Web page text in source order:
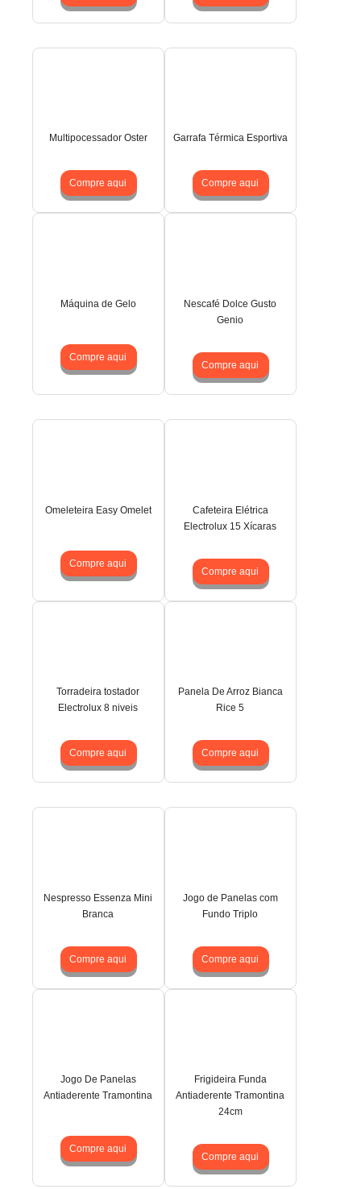
Multipocessador Oster
Compre aqui
Garrafa Térmica Esportiva
Compre aqui
Máquina de Gelo
Compre aqui
Nescafé Dolce Gusto
Genio
Compre aqui
Omeleteira Easy Omelet
Compre aqui
Cafeteira Elétrica
Electrolux 15 Xícaras
Compre aqui
Torradeira tostador
Electrolux 8 niveis
Compre aqui
Panela De Arroz Bianca
Rice 5
Compre aqui
Nespresso Essenza Mini
Branca
Compre aqui
Jogo de Panelas com
Fundo Triplo
Compre aqui
Jogo De Panelas
Antiaderente Tramontina
Compre aqui
Frigideira Funda
Antiaderente Tramontina
24cm
Compre aqui